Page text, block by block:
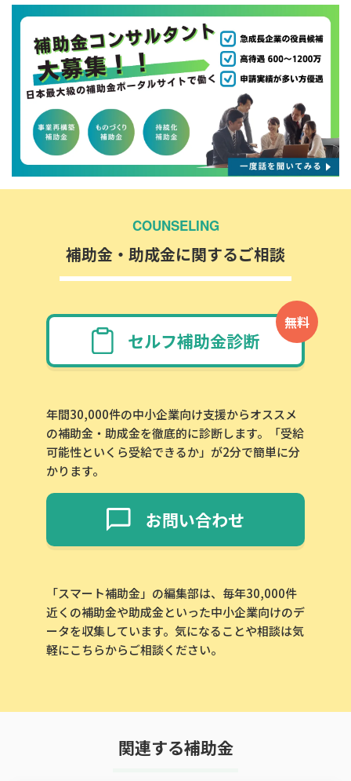
COUNSELING
補助金・助成金に関するご相談
無料
セルフ補助金診断
年間30,000件の中小企業向け支援からオススメ
の補助金・助成金を徹底的に診断します。「受給
可能性といくら受給できるか」が2分で簡単に分
かります。
お問い合わせ
「スマート補助金」の編集部は、毎年30,000件
近くの補助金や助成金といった中小企業向けのデ
ータを収集しています。気になることや相談は気
軽にこちらからご相談ください。
関連する補助金